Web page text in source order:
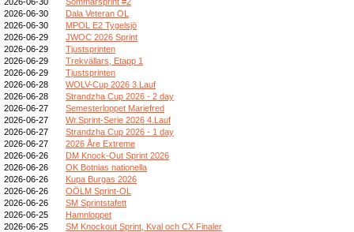
2026-06-30
Dala Veteran OL
2026-06-30
MPOL E2 Tygelsjö
2026-06-29
JWOC 2026 Sprint
2026-06-29
Tjustsprinten
2026-06-29
Trekvällars, Etapp 1
2026-06-29
Tjustsprinten
2026-06-28
WOLV-Cup 2026 3.Lauf
2026-06-28
Strandzha Cup 2026 - 2 day
2026-06-27
Semesterloppet Mariefred
2026-06-27
Wr.Sprint-Serie 2026 4.Lauf
2026-06-27
Strandzha Cup 2026 - 1 day
2026-06-27
2026 Åre Extreme
2026-06-26
DM Knock-Out Sprint 2026
2026-06-26
OK Botnias nationella
2026-06-26
Kupa Burgas 2026
2026-06-26
OÖLM Sprint-OL
2026-06-26
SM Sprintstafett
2026-06-25
Hamnloppet
2026-06-25
SM Knockout Sprint, Kval och CX Finaler